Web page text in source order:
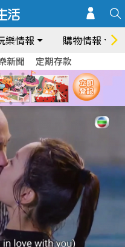
樂情報 購物情報
新聞 定期存款